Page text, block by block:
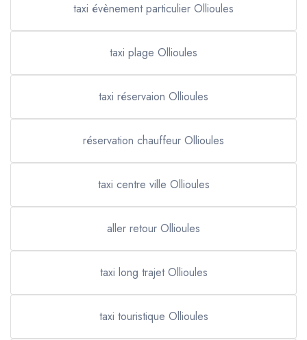
taxi évènement particulier Ollioules
taxi plage Ollioules
taxi réservaion Ollioules
réservation chauffeur Ollioules
taxi centre ville Ollioules
aller retour Ollioules
taxi long trajet Ollioules
taxi touristique Ollioules